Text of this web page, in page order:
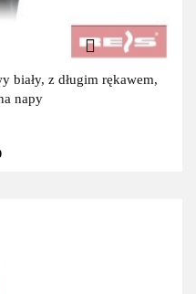
biały, z długim rękawem,
napy